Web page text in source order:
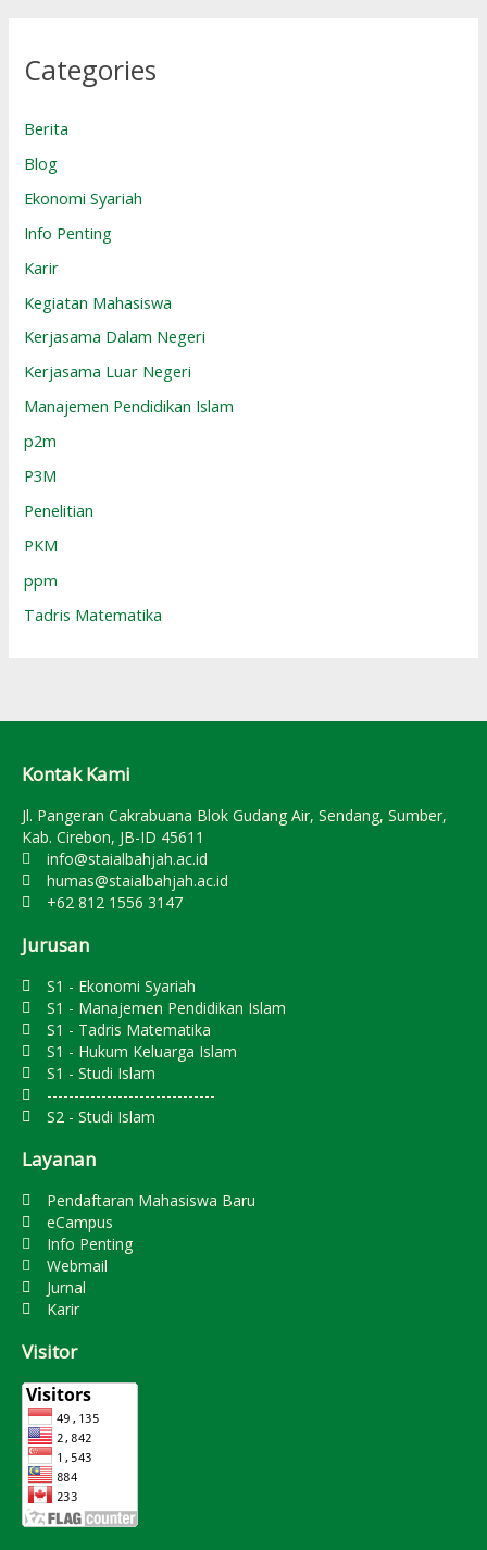
Categories
Berita
Blog
Ekonomi Syariah
Info Penting
Karir
Kegiatan Mahasiswa
Kerjasama Dalam Negeri
Kerjasama Luar Negeri
Manajemen Pendidikan Islam
p2m
P3M
Penelitian
PKM
ppm
Tadris Matematika
Kontak Kami
Jl. Pangeran Cakrabuana Blok Gudang Air, Sendang, Sumber,
Kab. Cirebon, JB-ID 45611
info@staialbahjah.ac.id
humas@staialbahjah.ac.id
+62 812 1556 3147
Jurusan
S1 - Ekonomi Syariah
S1 - Manajemen Pendidikan Islam
S1 - Tadris Matematika
S1 - Hukum Keluarga Islam
S1 - Studi Islam
-------------------------------
S2 - Studi Islam
Layanan
Pendaftaran Mahasiswa Baru
eCampus
Info Penting
Webmail
Jurnal
Karir
Visitor